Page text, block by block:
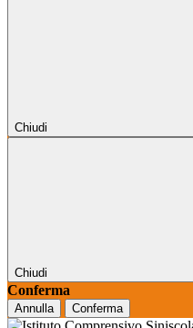
Chiudi
Chiudi
Conferma
Annulla Conferma